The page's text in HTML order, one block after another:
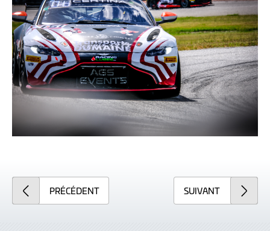
PRÉCÉDENT SUIVANT